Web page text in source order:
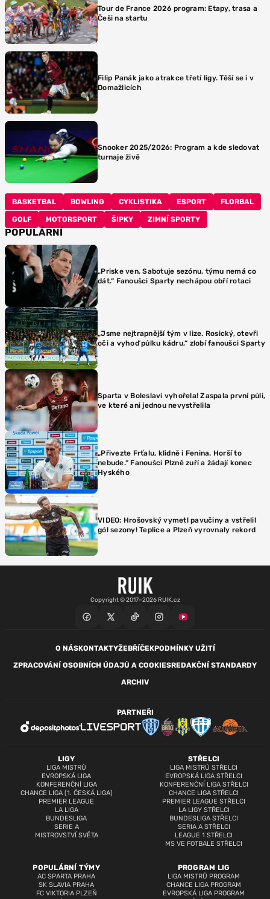
Tour de France 2026 program: Etapy, trasa a
Češi na startu
Filip Panák jako atrakce třetí ligy. Těší se i v
Domažlicích
Snooker 2025/2026: Program a kde sledovat
turnaje živě
BASKETBAL BOWLING CYKLISTIKA ESPORT FLORBAL
GOLF MOTORSPORT ŠIPKY ZIMNÍ SPORTY
POPULÁRNÍ
„Priske ven. Sabotuje sezónu, týmu nemá co
dát.“ Fanoušci Sparty nechápou obří rotaci
„Jsme nejtrapnější tým v lize. Rosický, otevři
oči a vyhoď půlku kádru,“ zlobí fanoušci Sparty
Sparta v Boleslavi vyhořela! Zaspala první půli,
ve které ani jednou nevystřelila
„Přivezte Frťalu, klidně i Fenina. Horší to
nebude.“ Fanoušci Plzně zuří a žádají konec
Hyského
VIDEO: Hrošovský vymetl pavučiny a vstřelil
gól sezony! Teplice a Plzeň vyrovnaly rekord
Copyright © 2017–2026 RUIK.cz
O NÁSKONTAKTYŽEBŘÍČEKPODMÍNKY UŽITÍ
ZPRACOVÁNÍ OSOBNÍCH ÚDAJŮ A COOKIESREDAKČNÍ STANDARDY
ARCHIV
LIGY
LIGA MISTRŮ
EVROPSKÁ LIGA
KONFERENČNÍ LIGA
CHANCE LIGA (1. ČESKÁ LIGA)
PREMIER LEAGUE
LA LIGA
BUNDESLIGA
SERIE A
MISTROVSTVÍ SVĚTA
STŘELCI
LIGA MISTRŮ STŘELCI
EVROPSKÁ LIGA STŘELCI
KONFERENČNÍ LIGA STŘELCI
CHANCE LIGA STŘELCI
PREMIER LEAGUE STŘELCI
LA LIGY STŘELCI
BUNDESLIGA STŘELCI
SERIA A STŘELCI
LEAGUE 1 STŘELCI
MS VE FOTBALE STŘELCI
POPULÁRNÍ TÝMY
AC SPARTA PRAHA
SK SLAVIA PRAHA
FC VIKTORIA PLZEŇ
PROGRAM LIG
LIGA MISTRŮ PROGRAM
CHANCE LIGA PROGRAM
EVROPSKÁ LIGA PROGRAM
PARTNEŘI